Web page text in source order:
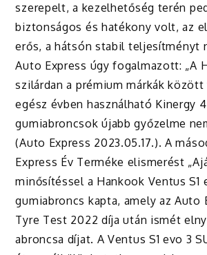
szerepelt, a kezelhetőség terén
biztonságos és hatékony volt, az
erős, a hátsón stabil teljesítményt
Auto Express úgy fogalmazott: „A
szilárdan a prémium márkák között
egész évben használható Kinergy
gumiabroncsok újabb győzelme
(Auto Express 2023.05.17.). A
Express Év Terméke elismerést
minősítéssel a Hankook Ventus S1
gumiabroncs kapta, amely az Auto
Tyre Test 2022 díja után ismét
abroncsa díjat. A Ventus S1 evo 3